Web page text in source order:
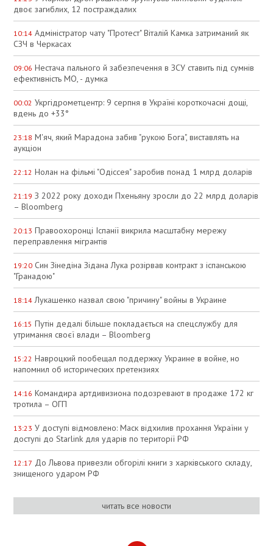
двоє загиблих, 12 постраждалих
10:14 Адміністратор чату "Протест" Віталій Камка затриманий як
СЗЧ в Черкасах
09:06 Нестача пального й забезпечення в ЗСУ ставить під сумнів
ефективність МО, - думка
00:02 Укргідрометцентр: 9 серпня в Україні короткочасні дощі,
вдень до +33°
23:18 М'яч, який Марадона забив "рукою Бога", виставлять на
аукціон
22:12 Нолан на фільмі "Одіссея" заробив понад 1 млрд доларів
21:19 З 2022 року доходи Пхеньяну зросли до 22 млрд доларів
– Bloomberg
20:13 Правоохоронці Іспанії викрила масштабну мережу
переправлення мігрантів
19:20 Син Зінедіна Зідана Лука розірвав контракт з іспанською
"Гранадою"
18:14 Лукашенко назвал свою "причину" войны в Украине
16:15 Путін дедалі більше покладається на спецслужбу для
утримання своєї влади – Bloomberg
15:22 Навроцкий пообещал поддержку Украине в войне, но
напомнил об исторических претензиях
14:16 Командира артдивизиона подозревают в продаже 172 кг
тротила – ОГП
13:23 У доступі відмовлено: Маск відхилив прохання України у
доступі до Starlink для ударів по території РФ
12:17 До Львова привезли обгорілі книги з харківського складу,
знищеного ударом РФ
читать все новости